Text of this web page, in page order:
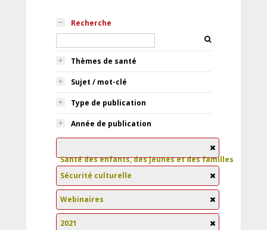
Recherche
Thèmes de santé
Sujet / mot-clé
Type de publication
Année de publication
Santé des enfants, des jeunes et des familles
Sécurité culturelle
Webinaires
2021